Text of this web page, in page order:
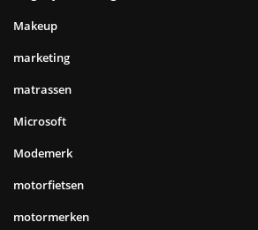
Makeup
marketing
matrassen
Microsoft
Modemerk
motorfietsen
motormerken